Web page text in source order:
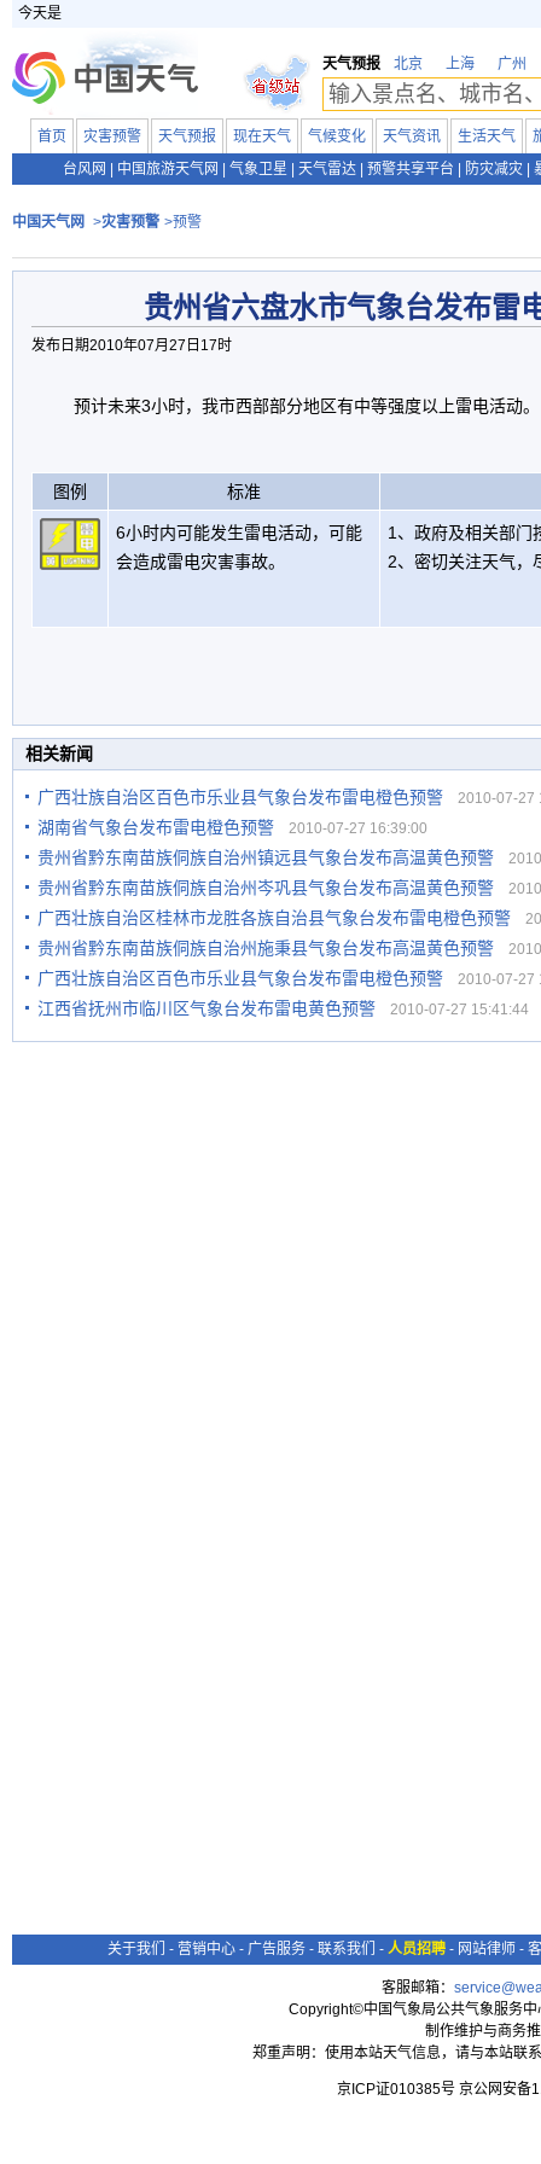
今天是
天气预报 北京 上海 广州
首页 灾害预警 天气预报 现在天气 气候变化 天气资讯 生活天气
台风网
中国旅游天气网 气象卫星 天气雷达 预警共享平台 防灾减灾
中国天气网 >灾害预警 >预警
贵州省六盘水市气象台发布雷
发布日期2010年07月27日17时
预计未来3小时，我市西部部分地区有中等强度以上雷电活动。
图例 标准
6小时内可能发生雷电活动，可能
会造成雷电灾害事故。
1、政府及相关部门
2、密切关注天气，
相关新闻
广西壮族自治区百色市乐业县气象台发布雷电橙色预警 2010-07-27
湖南省气象台发布雷电橙色预警 2010-07-27 16:39:00
贵州省黔东南苗族侗族自治州镇远县气象台发布高温黄色预警
贵州省黔东南苗族侗族自治州岑巩县气象台发布高温黄色预警
广西壮族自治区桂林市龙胜各族自治县气象台发布雷电橙色预警
贵州省黔东南苗族侗族自治州施秉县气象台发布高温黄色预警
广西壮族自治区百色市乐业县气象台发布雷电橙色预警 2010-07-27
江西省抚州市临川区气象台发布雷电黄色预警 2010-07-27 15:41:44
关于我们 - 营销中心 - 广告服务 - 联系我们 - 人员招聘 - 网站律师 -
客服邮箱：
Copyright©中国气象局公共气象服务
制作维护与商务
郑重声明：使用本站天气信息，请与本站联
京ICP证010385号 京公网安备